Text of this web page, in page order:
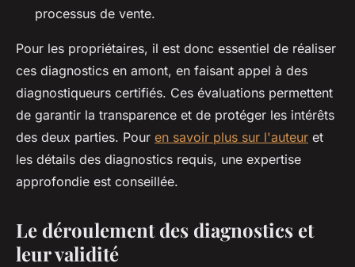
processus de vente.
Pour les propriétaires, il est donc essentiel de réaliser
ces diagnostics en amont, en faisant appel à des
diagnostiqueurs certifiés. Ces évaluations permettent
de garantir la transparence et de protéger les intérêts
des deux parties. Pour en savoir plus sur l'auteur et
les détails des diagnostics requis, une expertise
approfondie est conseillée.
Le déroulement des diagnostics et
leur validité